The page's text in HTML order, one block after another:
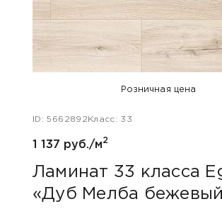
Розничная цена
ID: 5662892 Класс: 33
1 137 руб./м2
Ламинат 33 класса
«Дуб Мелба